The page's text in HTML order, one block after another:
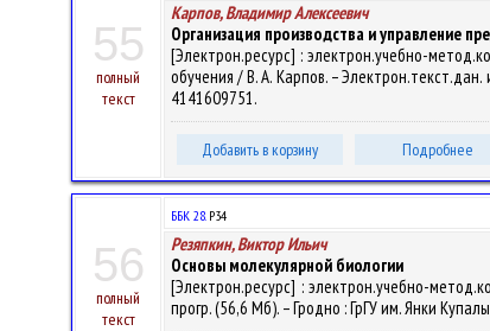
55
полный
текст
Карпов, Владимир Алексеевич
Организация производства и управление
[Электрон.ресурс] : электрон.учебно-
обучения / В. А. Карпов. –
4141609751.
Добавить в корзину Подробнее
56
полный
текст
ББК 28.Р34
Резяпкин, Виктор Ильич
Основы молекулярной биологии
[Электрон.ресурс] : электрон.учебно-
прогр. (56,6 Мб). – Гродно : ГрГУ им. Янки